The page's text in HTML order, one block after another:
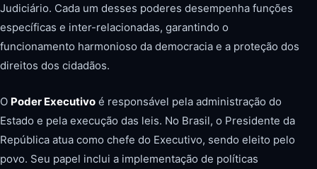
Judiciário. Cada um desses poderes desempenha funções
específicas e inter-relacionadas, garantindo o
funcionamento harmonioso da democracia e a proteção dos
direitos dos cidadãos.
O Poder Executivo é responsável pela administração do
Estado e pela execução das leis. No Brasil, o Presidente da
República atua como chefe do Executivo, sendo eleito pelo
povo. Seu papel inclui a implementação de políticas